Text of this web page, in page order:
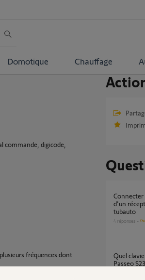
Domotique Chauffage
commande, digicode,
fréquences dont
Connecter kit de connectivité en parallèle
d'un
tubauto
4 réponses
Quel clavier a code RTS en 433.92 Mhz pour
Passeo